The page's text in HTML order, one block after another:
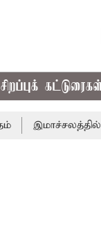
சிறப்புக்
இமாச்சலத்தில்